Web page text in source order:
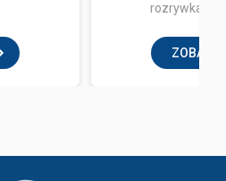
rozrywka i
ZOBACZ